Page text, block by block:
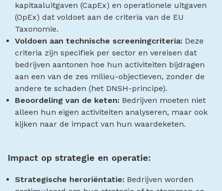
kapitaaluitgaven (CapEx) en operationele uitgaven
(OpEx) dat voldoet aan de criteria van de EU
Taxonomie.
Voldoen aan technische screeningcriteria: Deze
criteria zijn specifiek per sector en vereisen dat
bedrijven aantonen hoe hun activiteiten bijdragen
aan een van de zes milieu-objectieven, zonder de
andere te schaden (het DNSH-principe).
Beoordeling van de keten: Bedrijven moeten niet
alleen hun eigen activiteiten analyseren, maar ook
kijken naar de impact van hun waardeketen.
Impact op strategie en operatie:
Strategische heroriëntatie: Bedrijven worden